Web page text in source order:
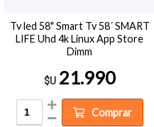
Tv led 58" Smart Tv 58´ SMART
LIFE Uhd 4k Linux App Store
Dimm
$U 21.990
Comprar